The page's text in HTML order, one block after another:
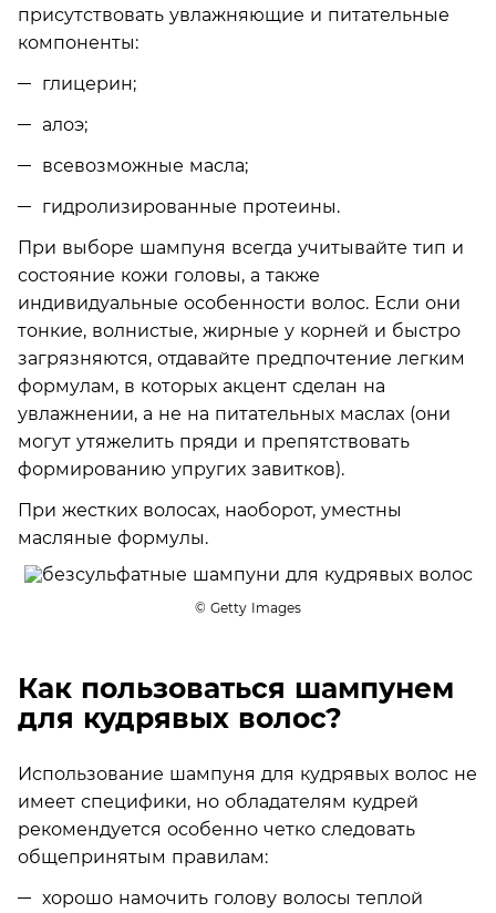
присутствовать увлажняющие и питательные
компоненты:
глицерин;
алоэ;
всевозможные масла;
гидролизированные протеины.
При выборе шампуня всегда учитывайте тип и
состояние кожи головы, а также
индивидуальные особенности волос. Если они
тонкие, волнистые, жирные у корней и быстро
загрязняются, отдавайте предпочтение легким
формулам, в которых акцент сделан на
увлажнении, а не на питательных маслах (они
могут утяжелить пряди и препятствовать
формированию упругих завитков).
При жестких волосах, наоборот, уместны
масляные формулы.
© Getty Images
Как пользоваться шампунем
для кудрявых волос?
Использование шампуня для кудрявых волос не
имеет специфики, но обладателям кудрей
рекомендуется особенно четко следовать
общепринятым правилам:
хорошо намочить голову волосы теплой